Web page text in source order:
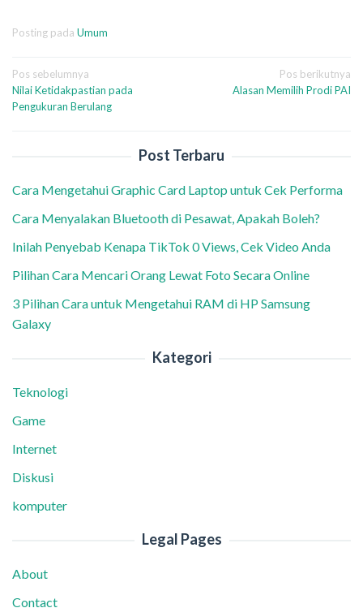
Posting pada Umum
Navigasi
pos
Pos sebelumnya
Nilai Ketidakpastian pada
Pengukuran Berulang
Pos berikutnya
Alasan Memilih Prodi PAI
Post Terbaru
Cara Mengetahui Graphic Card Laptop untuk Cek Performa
Cara Menyalakan Bluetooth di Pesawat, Apakah Boleh?
Inilah Penyebab Kenapa TikTok 0 Views, Cek Video Anda
Pilihan Cara Mencari Orang Lewat Foto Secara Online
3 Pilihan Cara untuk Mengetahui RAM di HP Samsung
Galaxy
Kategori
Teknologi
Game
Internet
Diskusi
komputer
Legal Pages
About
Contact